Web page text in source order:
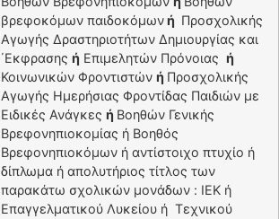
βρεφοκόμων παιδοκόμωνή Προσχολικής
Αγωγής Δραστηριοτήτων Δημιουργίας και
΄Εκφρασης ή Επιμελητών Πρόνοιας ή
Κοινωνικών Φροντιστών ή Προσχολικής
Αγωγής Ημερήσιας Φροντίδας Παιδιών με
Ειδικές Ανάγκες ή Βοηθών Γενικής
Βρεφονηπιοκομίας ή Βοηθός
Βρεφονηπιοκόμων ή αντίστοιχο πτυχίο ή
δίπλωμα ή απολυτήριος τίτλος των
παρακάτω σχολικών μονάδων : ΙΕΚ ή
Επαγγελματικού Λυκείου ή Τεχνικού